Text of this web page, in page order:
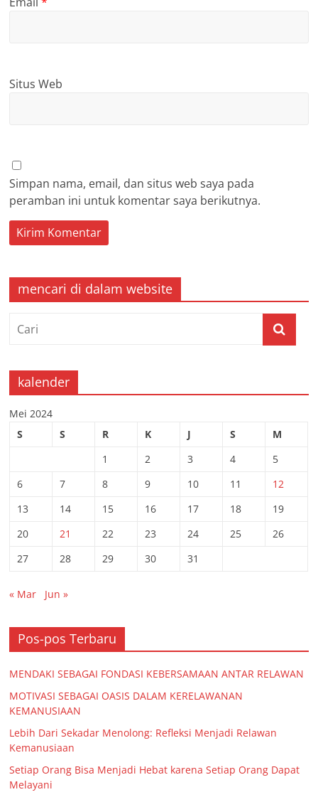
Situs Web
Simpan nama, email, dan situs web saya pada
peramban ini untuk komentar saya berikutnya.
mencari di dalam website
kalender
Mei 2024
S
S R K J S
M
1
2 3 4
5
6
7 8 9 10 11
12
13
14 15 16 17 18
19
20
21 22 23 24 25
26
27
28 29 30 31
« Mar Jun »
Pos-pos Terbaru
MENDAKI SEBAGAI FONDASI KEBERSAMAAN ANTAR RELAWAN
MOTIVASI SEBAGAI OASIS DALAM KERELAWANAN
KEMANUSIAAN
Lebih Dari Sekadar Menolong: Refleksi Menjadi Relawan
Kemanusiaan
Setiap Orang Bisa Menjadi Hebat karena Setiap Orang Dapat
Melayani